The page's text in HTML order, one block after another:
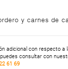
y carnes de
adicional con respecto a
consultar con
61 69